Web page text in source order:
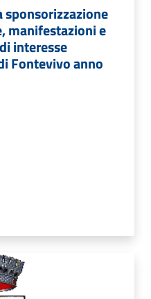
manifestazioni e
interesse
Fontevivo anno